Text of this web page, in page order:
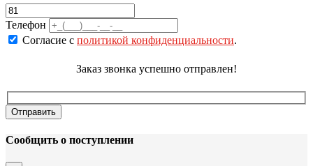
Телефон
Согласие с политикой конфиденциальности.
Заказ звонка успешно отправлен!
Сообщить о поступлении